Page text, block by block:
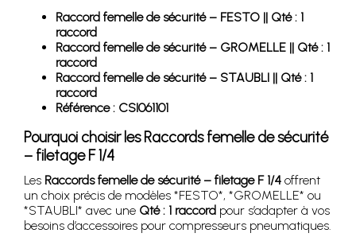
Raccord femelle de sécurité – FESTO || Qté : 1
raccord
Raccord femelle de sécurité – GROMELLE || Qté : 1
raccord
Raccord femelle de sécurité – STAUBLI || Qté : 1
raccord
Référence : CSI061101
Pourquoi choisir les Raccords femelle de sécurité
– filetage F 1/4
Les Raccords femelle de sécurité – filetage F 1/4 offrent
un choix précis de modèles *FESTO*, *GROMELLE* ou
*STAUBLI* avec une Qté : 1 raccord pour s’adapter à vos
besoins d’accessoires pour compresseurs pneumatiques.